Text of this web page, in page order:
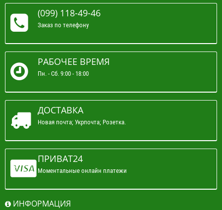
(099) 118-49-46
Заказ по телефону
РАБОЧЕЕ ВРЕМЯ
Пн. - Сб. 9:00 - 18:00
ДОСТАВКА
Новая почта; Укрпочта; Розетка.
ПРИВАТ24
Моментальные онлайн платежи
ИНФОРМАЦИЯ